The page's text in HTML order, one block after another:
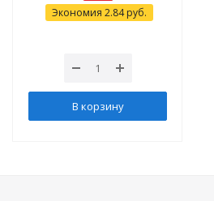
Экономия 2.84руб.
В корзину